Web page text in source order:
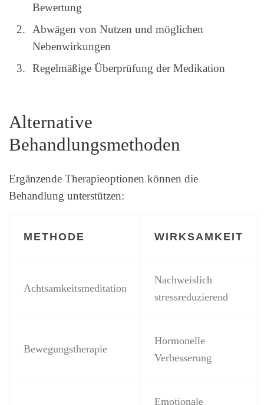
Bewertung
Abwägen von Nutzen und möglichen
Nebenwirkungen
Regelmäßige Überprüfung der Medikation
Alternative
Behandlungsmethoden
Ergänzende Therapieoptionen können die
Behandlung unterstützen:
METHODE WIRKSAMKEIT
Achtsamkeitsmeditation
Nachweislich
stressreduzierend
Bewegungstherapie
Hormonelle
Verbesserung
Emotionale